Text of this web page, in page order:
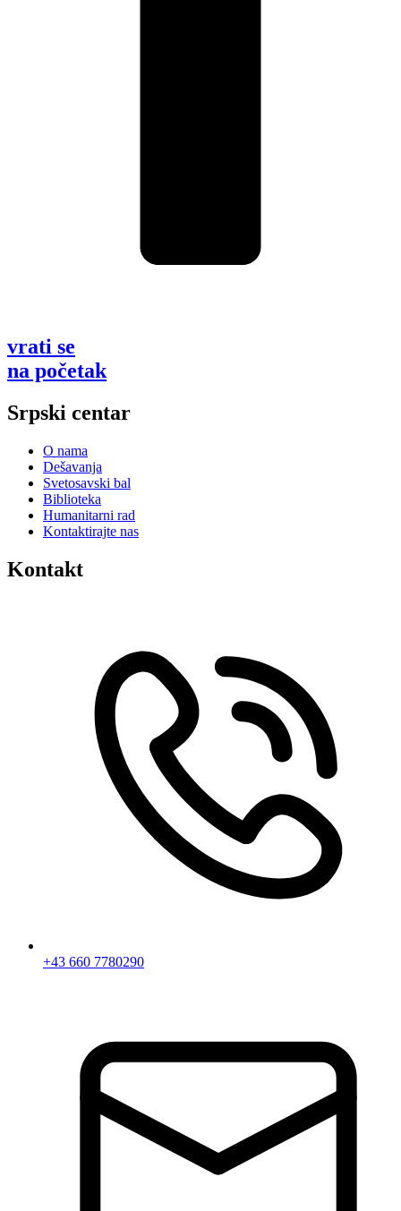
vrati se
na početak
Srpski centar
O nama
Dešavanja
Svetosavski bal
Biblioteka
Humanitarni rad
Kontaktirajte nas
Kontakt
+43 660 7780290